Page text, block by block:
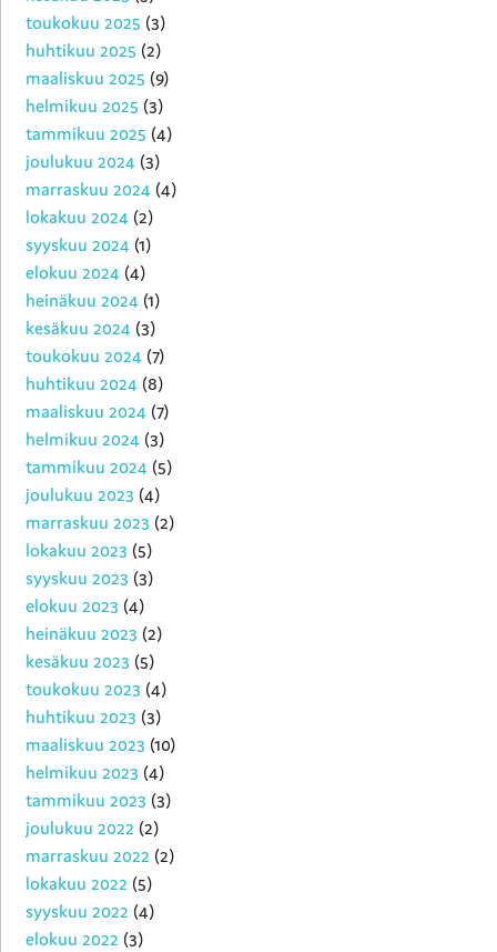
toukokuu 2025 (3)
huhtikuu 2025 (2)
maaliskuu 2025 (9)
helmikuu 2025 (3)
tammikuu 2025 (4)
joulukuu 2024 (3)
marraskuu 2024 (4)
lokakuu 2024 (2)
syyskuu 2024 (1)
elokuu 2024 (4)
heinäkuu 2024 (1)
kesäkuu 2024 (3)
toukokuu 2024 (7)
huhtikuu 2024 (8)
maaliskuu 2024 (7)
helmikuu 2024 (3)
tammikuu 2024 (5)
joulukuu 2023 (4)
marraskuu 2023 (2)
lokakuu 2023 (5)
syyskuu 2023 (3)
elokuu 2023 (4)
heinäkuu 2023 (2)
kesäkuu 2023 (5)
toukokuu 2023 (4)
huhtikuu 2023 (3)
maaliskuu 2023 (10)
helmikuu 2023 (4)
tammikuu 2023 (3)
joulukuu 2022 (2)
marraskuu 2022 (2)
lokakuu 2022 (5)
syyskuu 2022 (4)
elokuu 2022 (3)